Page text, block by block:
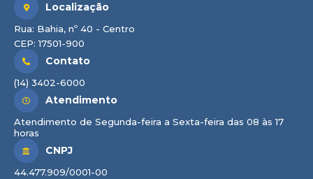
Localização
Rua: Bahia, nº 40 - Centro
CEP: 17501-900
Contato
(14) 3402-6000
Atendimento
Atendimento de Segunda-feira a Sexta-feira das 08 às 17
horas
CNPJ
44.477.909/0001-00